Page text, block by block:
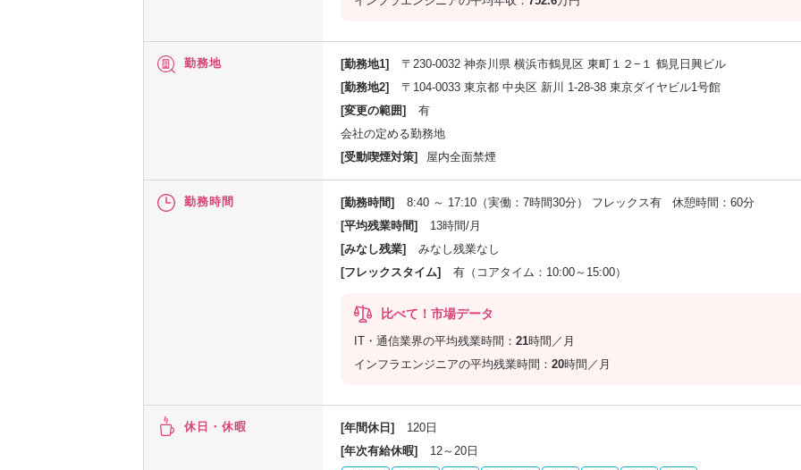
勤務地 [勤務地1]
〒230-0032 神奈川県 横浜市鶴見区 東町１２−１ 鶴見日興ビル
[勤務地2]
〒104-0033 東京都 中央区 新川 1-28-38 東京ダイヤビル1号館
[変更の範囲]
有
会社の定める勤務地
[受動喫煙対策]
屋内全面禁煙
勤務時間 [勤務時間]
8:40 ～ 17:10（実働：7時間30分） フレックス有 休憩時間：60分
[平均残業時間]
13時間/月
[みなし残業]
みなし残業なし
[フレックスタイム]
有（コアタイム：10:00～15:00）
比べて！市場データ
IT・通信業界の平均残業時間： 21時間／月
インフラエンジニアの平均残業時間： 20時間／月
休日・休暇 [年間休日]
120日
[年次有給休暇]
12～20日